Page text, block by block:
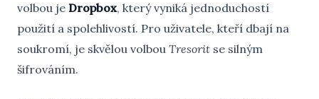
volbou je Dropbox, který vyniká jednoduchostí
použití a spolehlivostí. Pro uživatele, kteří dbají na
soukromí, je skvělou volbou Tresorit se silným
šifrováním.